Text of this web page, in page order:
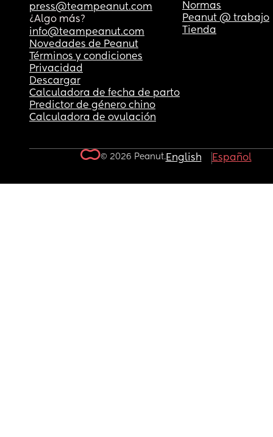
press@teampeanut.com
¿Algo más?
info@teampeanut.com
Normas
Peanut @ trabajo
Tienda
Novedades de Peanut
Términos y condiciones
Privacidad
Descargar
Calculadora de fecha de parto
Predictor de género chino
Calculadora de ovulación
© 2026 Peanut.English Español